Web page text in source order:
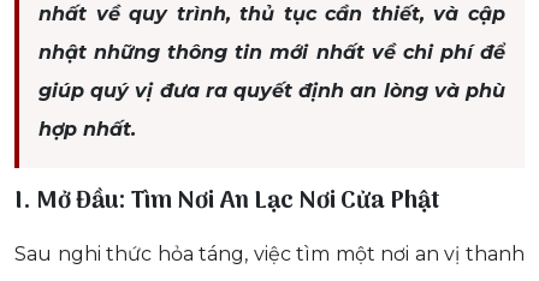
nhất về quy trình, thủ tục cần thiết, và cập
nhật những thông tin mới nhất về chi phí để
giúp quý vị đưa ra quyết định an lòng và phù
hợp nhất.
I. Mở Đầu: Tìm Nơi An Lạc Nơi Cửa Phật
Sau nghi thức hỏa táng, việc tìm một nơi an vị thanh